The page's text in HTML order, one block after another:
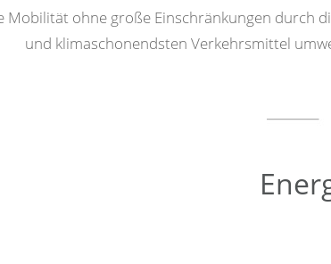
Mobilität ohne große Einschränkungen durch
und klimaschonendsten Verkehrsmittel